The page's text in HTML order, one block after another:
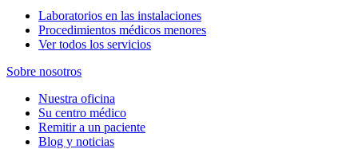
Laboratorios en las instalaciones
Procedimientos médicos menores
Ver todos los servicios
Sobre nosotros
Nuestra oficina
Su centro médico
Remitir a un paciente
Blog y noticias